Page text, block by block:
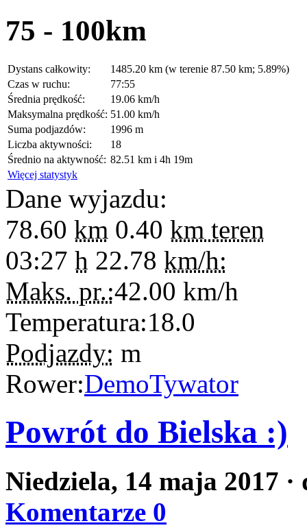
75 - 100km
Dystans całkowity:
1485.20 km (w terenie 87.50 km; 5.89%)
Czas w ruchu:
77:55
Średnia prędkość:
19.06 km/h
Maksymalna prędkość: 51.00 km/h
Suma podjazdów:
1996 m
Liczba aktywności:
18
Średnio na aktywność: 82.51 km i 4h 19m
Więcej statystyk
Dane wyjazdu:
78.60 km 0.40 km teren
03:27 h 22.78 km/h:
Maks. pr.:42.00 km/h
Temperatura:18.0
Podjazdy: m
Rower:DemoTywator
Powrót do Bielska :)
Niedziela, 14 maja 2017
Komentarze 0